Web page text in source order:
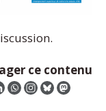
ce contenu